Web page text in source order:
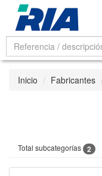
Inicio Fabricantes
Total subcategorías 2